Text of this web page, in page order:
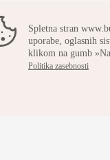
Spletna stran
uporabe, oglasnih
klikom na gumb
Politika zasebnosti